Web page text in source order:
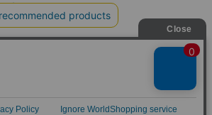
ボット
バーセキュリティ byイエラエ）